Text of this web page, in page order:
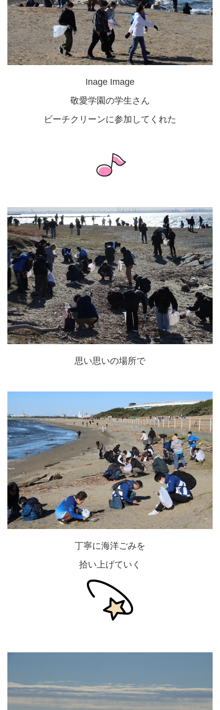
Inage Image
敬愛学園の学生さん
ビーチクリーンに参加してくれた
思い思いの場所で
丁寧に海洋ごみを
拾い上げていく